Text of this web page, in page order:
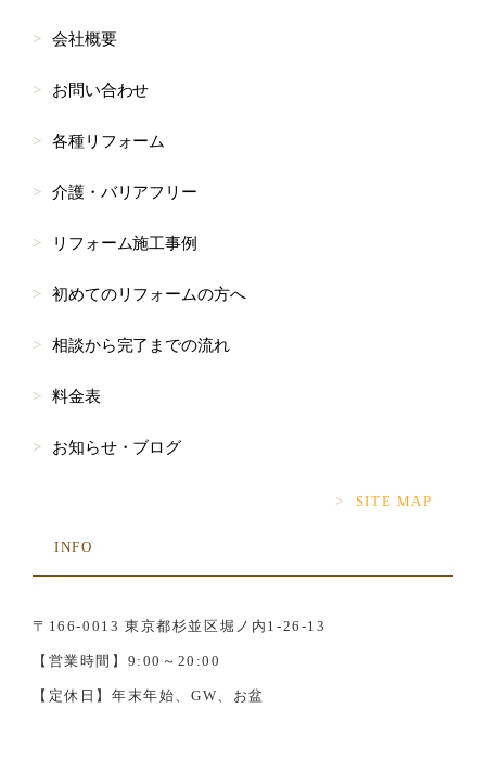
会社概要
お問い合わせ
各種リフォーム
介護・バリアフリー
リフォーム施工事例
初めてのリフォームの方へ
相談から完了までの流れ
料金表
お知らせ・ブログ
SITE MAP
INFO
〒166-0013 東京都杉並区堀ノ内1-26-13
【営業時間】9:00～20:00
【定休日】年末年始、GW、お盆